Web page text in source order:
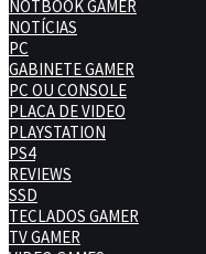
NOTBOOK GAMER
NOTÍCIAS
PC
GABINETE GAMER
PC OU CONSOLE
PLACA DE VIDEO
PLAYSTATION
PS4
REVIEWS
SSD
TECLADOS GAMER
TV GAMER